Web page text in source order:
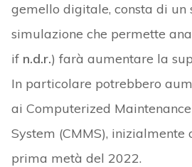
gemello digitale, consta di un
simulazione che permette
if n.d.r.) farà aumentare la
In particolare potrebbero
ai Computerized
System (CMMS), inizialmente
prima metà del 2022.